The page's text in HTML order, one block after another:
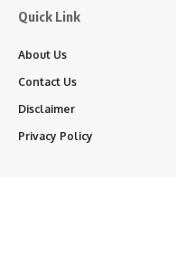
Quick Link
About Us
Contact Us
Disclaimer
Privacy Policy